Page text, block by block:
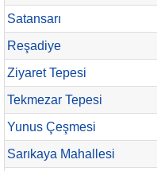
Satansarı
Reşadiye
Ziyaret Tepesi
Tekmezar Tepesi
Yunus Çeşmesi
Sarıkaya Mahallesi